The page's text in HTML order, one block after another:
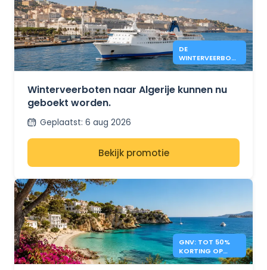
DE
WINTERVEERBOTE
N NAAR ALGERIJE
BEDRIJF.
Winterveerboten naar Algerije kunnen nu
geboekt worden.
Geplaatst: 6 aug 2026
Bekijk promotie
GNV: TOT 50%
KORTING OP
VEERBOTEN NAAR